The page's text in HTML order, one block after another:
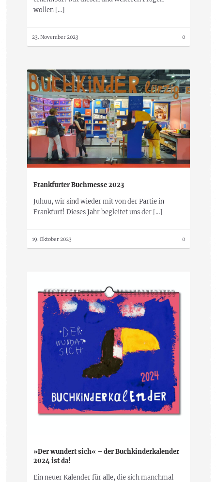
wollen […]
23. November 2023 0
Frankfurter Buchmesse 2023
Juhuu, wir sind wieder mit von der Partie in
Frankfurt! Dieses Jahr begleitet uns der […]
19. Oktober 2023 0
»Der wundert sich« – der Buchkinderkalender
2024 ist da!
Ein neuer Kalender für alle, die sich manchmal